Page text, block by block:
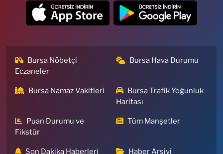
Bursa Nöbetçi
Eczaneler
Bursa Hava Durumu
Bursa Namaz Vakitleri
Bursa Trafik Yoğunluk
Haritası
Puan Durumu ve
Fikstür
Tüm Manşetler
Son Dakika Haberleri Haber Arşivi